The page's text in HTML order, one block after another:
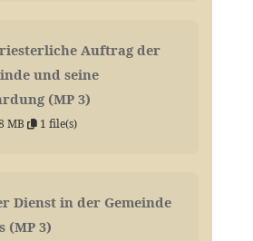
Auftrag der
und seine
(MP 3)
MB 1 file(s)
Dienst in der Gemeinde
(MP 3)